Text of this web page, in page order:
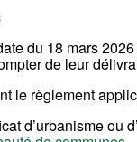
du 18 mars
de leur
le règlement
d’urbanisme ou